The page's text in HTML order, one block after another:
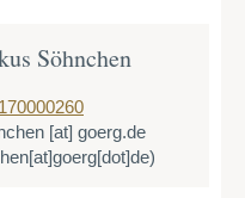
Söhnchen
[at] goerg.de